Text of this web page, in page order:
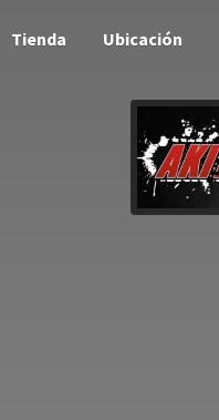
Tienda Ubicación